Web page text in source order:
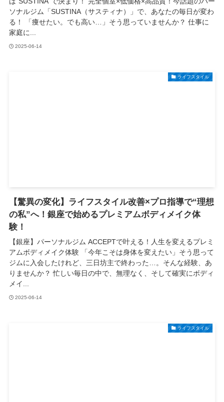
ソナルジム「SUSTINA（サスティナ）」で、あなたの毎日が変わ
る！ 「痩せたい。でも高い…」そう思っていませんか？ 仕事に
家庭に...
2025-06-14
ライフスタイル
【驚異の変化】ライフスタイル改善×プロ指導で“理想
の私”へ！銀座で始めるプレミアムボディメイク体
験！
【銀座】パーソナルジム ACCEPTで叶える！人生を変えるプレミ
アムボディメイク体験 「今年こそは身体を変えたい」そう思って
ジムに入会したけれど、三日坊主で終わった…。そんな経験、あ
りませんか？ 忙しい毎日の中で、無理なく、そして確実にボディ
メイ...
2025-06-14
ライフスタイル